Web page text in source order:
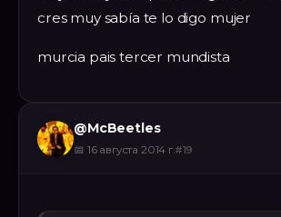
cres muy sabía te lo digo mujer
murcia pais tercer mundista
@McBeetles
📅 16 августа 2014 г.#19